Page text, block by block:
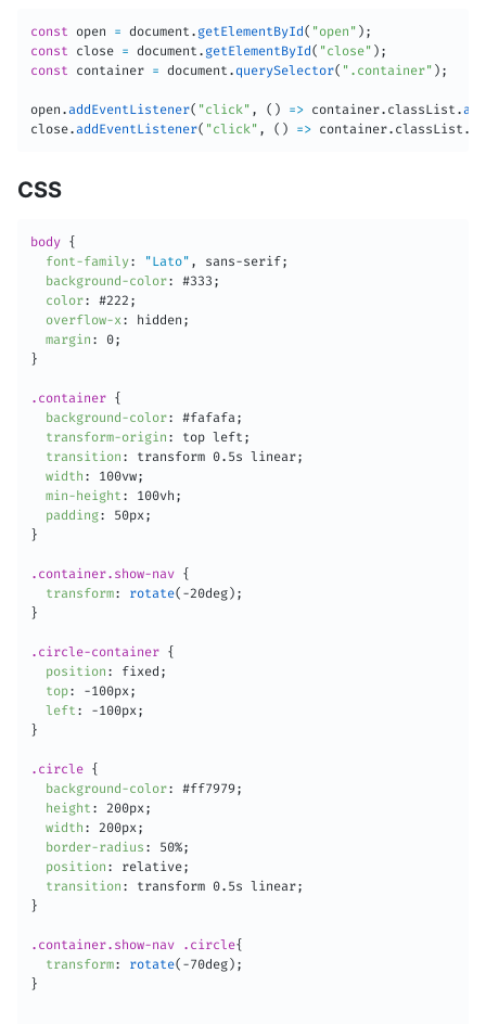
const open = document . getElementById( "open" ) ;
const close = document . getElementById( "close" ) ;
const container = document . querySelector( ".container" ) ;
open .addEventListener( "click" , ( ) => container. classList .add
close.addEventListener( "click" , ( ) => container. classList .
CSS
body {
font-family: "Lato" , sans-serif;
background-color: #333 ;
color: #222 ;
overflow-x : hidden ;
margin : 0;
}
.container {
background-color: #fafafa ;
transform-origin : top left ;
transition : transform 0.5s linear;
width : 100vw;
min-height : 100vh ;
padding: 50px ;
}
.container.show-nav {
transform: rotate( -20deg) ;
}
.circle-container {
position : fixed ;
top: -100px ;
left : -100px ;
}
.circle {
background-color: #ff7979;
height : 200px ;
width : 200px ;
border-radius : 50%;
position : relative;
transition : transform 0.5s linear;
}
.container.show-nav .circle{
transform: rotate( -70deg) ;
}